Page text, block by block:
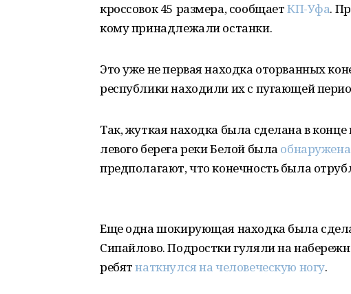
кроссовок 45 размера, сообщаетКП-Уфа.
кому принадлежали останки.
Это уже не первая находка оторванных
республики находили их с пугающей
Так, жуткая находка была сделана в
левого берега реки Белой была
предполагают, что конечность была
Еще одна шокирующая находка была
Сипайлово. Подростки гуляли на
ребятнаткнулся на человеческую ногу.